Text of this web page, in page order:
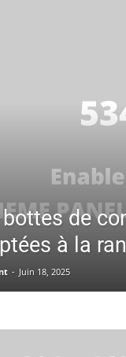
bottes de
à la
- Juin 18, 2025